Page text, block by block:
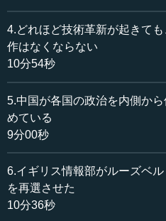
中西 インテリジェンスは、
間の集団に関わるものです。
大きな希望を持って未来を切
ません。社会の安定や、国民
の根本目標です。
したがって、どんな組織でも
動かしていくのかということ
強し、著作を書いてきました
きましたので、イギリス風の
時々刻々、国際環境なり政治
ので、国家の行動と選択にと
4.どれほど技術革新が起きても
作はなくならない
10分54秒
5.中国が各国の政治を内側か
めている
9分00秒
6.イギリス情報部がルーズベ
を再選させた
10分36秒